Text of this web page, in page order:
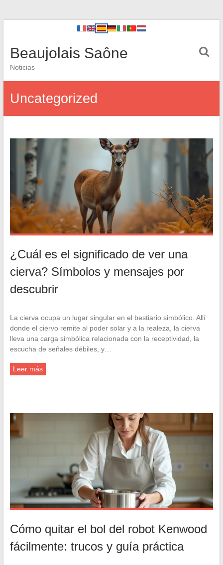
Beaujolais Saône
Noticias
Uncategorized
¿Cuál es el significado de ver una
cierva? Símbolos y mensajes por
descubrir
La cierva ocupa un lugar singular en el bestiario simbólico. Allí
donde el ciervo remite al poder solar y a la realeza, la cierva
lleva una carga simbólica relacionada con la receptividad, la
escucha de señales débiles, y…
Leer más
Cómo quitar el bol del robot Kenwood
fácilmente: trucos y guía práctica